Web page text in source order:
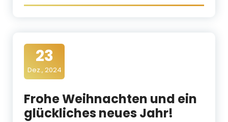
23
Dez., 2024
Frohe Weihnachten und ein
glückliches neues Jahr!